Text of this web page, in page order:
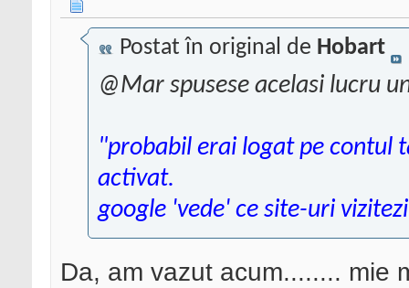
Postat în original de Hobart
@Mar spusese acelasi lucru
"probabil erai logat pe contul
activat.
google 'vede' ce site-uri
Da, am vazut acum........ mie